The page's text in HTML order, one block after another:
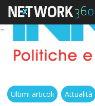
Ultimi articoli Attualità